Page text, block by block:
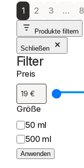
1 2 3 … 8
Produkte filtern
Schließen
Filter
Preis
Größe
G
r
ö
ß
50 ml
500 ml
Anwenden